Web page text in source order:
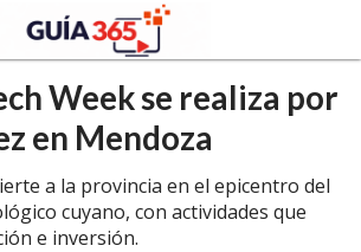
Week se realiza por
en Mendoza
a la provincia en el epicentro del
cuyano, con actividades que
e inversión.